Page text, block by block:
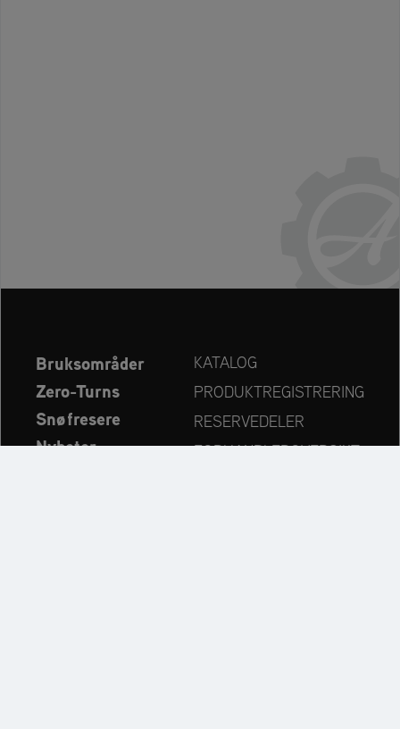
Bruksområder
Zero-Turns
Snøfresere
Nyheter
KATALOG
PRODUKTREGISTRERING
RESERVEDELER
FORHANDLEROVERSIKT